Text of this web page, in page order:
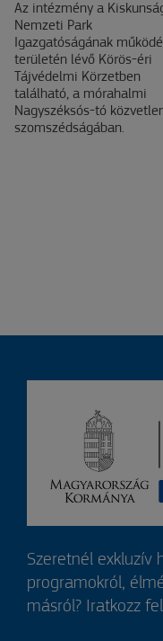
Az intézmény a
Nemzeti Park
Igazgatóságának
területén lévő Körös-éri
Tájvédelmi Körzetben
található, a mórahalmi
Nagyszéksós-tó
szomszédságában.
Szeretnél exkluzív
programokról,
másról? Iratkozz